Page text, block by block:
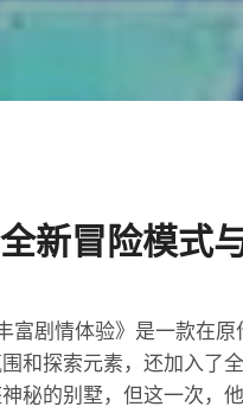
新冒险模式
富剧情体验》是一款在
和探索元素，还加入了
秘的别墅，但这一次，